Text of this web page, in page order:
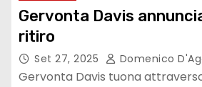
Gervonta Davis
ritiro
Set 27, 2025 Domenico
Gervonta Davis tuona